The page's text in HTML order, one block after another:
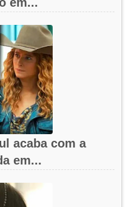
acaba com a
em...